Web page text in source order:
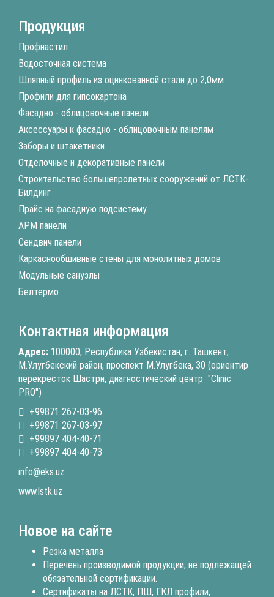
Продукция
Профнастил
Водосточная система
Шляпный профиль из оцинкованной стали до 2,0мм
Профили для гипсокартона
Фасадно - облицовочные панели
Аксессуары к фасадно - облицовочным панелям
Заборы и штакетники
Отделочные и декоративные панели
Строительство большепролетных сооружений от ЛСТК-
Билдинг
Прайс на фасадную подсистему
АРМ панели
Сендвич панели
Каркаснообшивные стены для монолитных домов
Модульные санузлы
Белтермо
Контактная информация
Адрес: 100000, Республика Узбекистан, г. Ташкент,
М.Улугбекский район, проспект М.Улугбека, 30 (ориентир
перекресток Шастри, диагностический центр "Clinic
PRO")
+99871 267-03-96
+99871 267-03-97
+99897 404-40-71
+99897 404-40-73
info@eks.uz
www.lstk.uz
Новое на сайте
Резка металла
Перечень производимой продукции, не подлежащей
обязательной сертификации.
Сертификаты на ЛСТК, ПШ, ГКЛ профили,